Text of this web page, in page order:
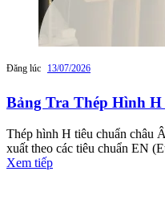
Đăng lúc 13/07/2026
Bảng Tra Thép Hình
Thép hình H tiêu chuẩn châu
xuất theo các tiêu chuẩn EN
Xem tiếp